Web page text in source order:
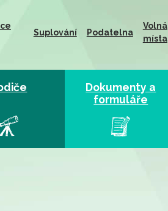
Suplování Podatelna
Volná
místa
Dokumenty a
formuláře